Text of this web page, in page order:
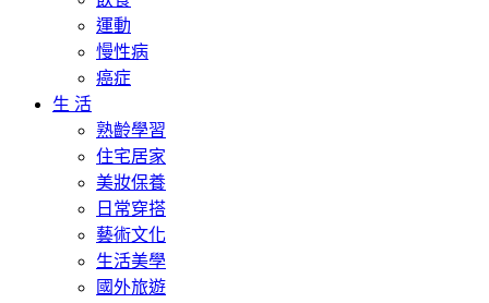
運動
慢性病
癌症
生 活
熟齡學習
住宅居家
美妝保養
日常穿搭
藝術文化
生活美學
國外旅遊